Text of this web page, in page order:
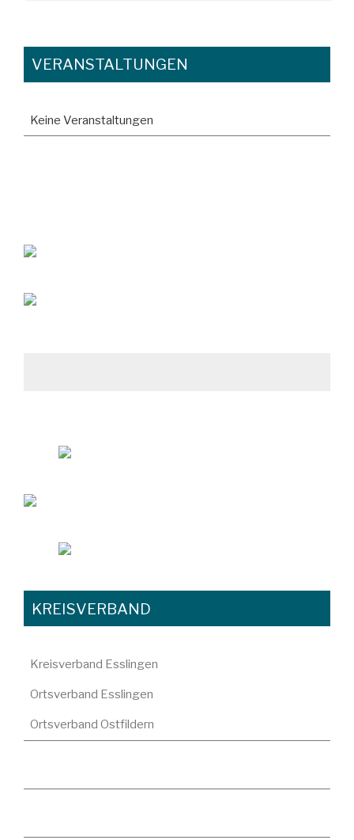
VERANSTALTUNGEN
Keine Veranstaltungen
KREISVERBAND
Kreisverband Esslingen
Ortsverband Esslingen
Ortsverband Ostfildern